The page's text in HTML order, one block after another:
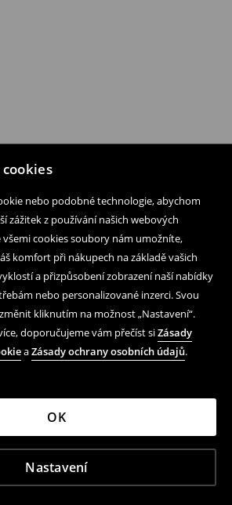
nebo podobné technologie, abychom
zážitek z používání našich webových
všemi cookies soubory nám umožníte,
komfort při nákupech na základě vašich
a přizpůsobení zobrazení naší nabídky
nebo personalizované inzerci. Svou
kliknutím na možnost „Nastavení“.
doporučujeme vám přečíst siZásady
aZásady ochrany osobních údajů.
Nastavení
OK